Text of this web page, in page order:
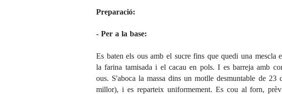
Preparació:
- Per a la base:
Es baten els ous amb el sucre fins que quedi una mescla
la farina tamisada i el cacau en pols. I es barreja amb
ous. S'aboca la massa dins un motlle desmuntable de 23
millor), i es reparteix uniformement. Es cou al forn,